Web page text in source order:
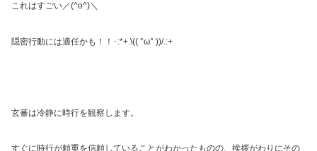
これはすごい／(^o^)＼
隠密行動には適任かも！！･ :*+.\(( °ω° ))/.:+
玄蕃は冷静に時行を観察します。
すぐに時行が頼重を信頼していることがわかったものの、挨拶がわりにその